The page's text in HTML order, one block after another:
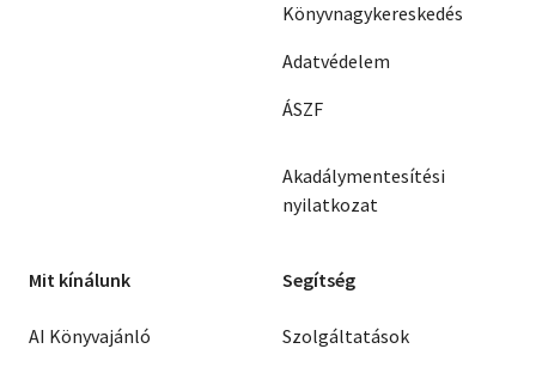
Könyvnagykereskedés
Adatvédelem
ÁSZF
Akadálymentesítési
nyilatkozat
Mit kínálunk
AI Könyvajánló
Segítség
Szolgáltatások